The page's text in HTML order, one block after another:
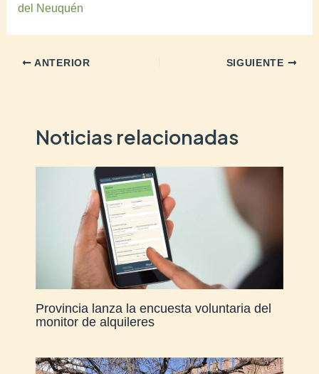
del Neuquén
ANTERIOR SIGUIENTE
Noticias relacionadas
Provincia lanza la encuesta voluntaria del
monitor de alquileres